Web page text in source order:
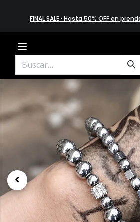
FINAL SALE · Hasta 50% OFF en